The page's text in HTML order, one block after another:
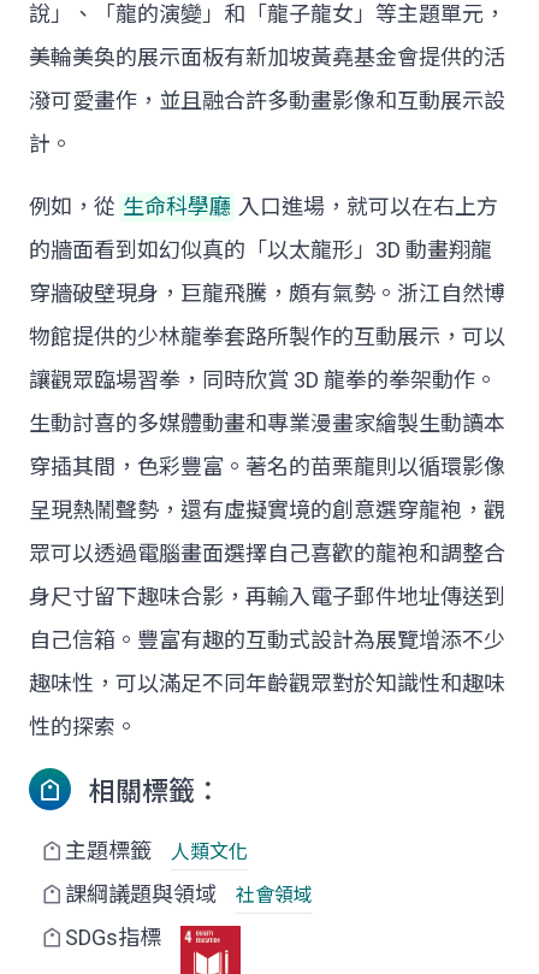
說」、「龍的演變」和「龍子龍女」等主題單元，
美輪美奐的展示面板有新加坡黃堯基金會提供的活
潑可愛畫作，並且融合許多動畫影像和互動展示設
計。
例如，從 生命科學廳 入口進場，就可以在右上方
的牆面看到如幻似真的「以太龍形」3D 動畫翔龍
穿牆破壁現身，巨龍飛騰，頗有氣勢。浙江自然博
物館提供的少林龍拳套路所製作的互動展示，可以
讓觀眾臨場習拳，同時欣賞 3D 龍拳的拳架動作。
生動討喜的多媒體動畫和專業漫畫家繪製生動讀本
穿插其間，色彩豐富。著名的苗栗龍則以循環影像
呈現熱鬧聲勢，還有虛擬實境的創意選穿龍袍，觀
眾可以透過電腦畫面選擇自己喜歡的龍袍和調整合
身尺寸留下趣味合影，再輸入電子郵件地址傳送到
自己信箱。豐富有趣的互動式設計為展覽增添不少
趣味性，可以滿足不同年齡觀眾對於知識性和趣味
性的探索。
相關標籤：
主題標籤 人類文化
課綱議題與領域 社會領域
SDGs指標